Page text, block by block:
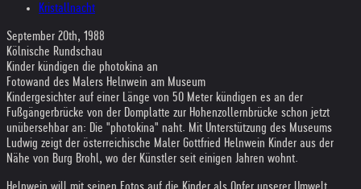
Kristallnacht
September 20th, 1988
Kölnische Rundschau
Kinder kündigen die photokina an
Fotowand des Malers Helnwein am Museum
Kindergesichter auf einer Länge von 50 Meter kündigen es an der
Fußgängerbrücke von der Domplatte zur Hohenzollernbrücke schon jetzt
unübersehbar an: Die "photokina" naht. Mit Unterstützung des Museums
Ludwig zeigt der österreichische Maler Gottfried Helnwein Kinder aus der
Nähe von Burg Brohl, wo der Künstler seit einigen Jahren wohnt.